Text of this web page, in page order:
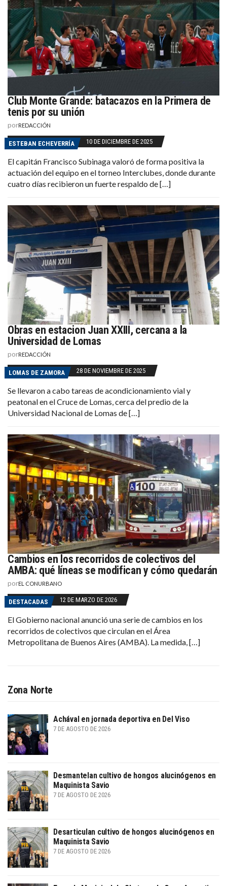
Club Monte Grande: batacazos en la Primera de
tenis por su unión
porREDACCIÓN
ESTEBAN ECHEVERRÍA 10 DE DICIEMBRE DE 2025
El capitán Francisco Subinaga valoró de forma positiva la
actuación del equipo en el torneo Interclubes, donde durante
cuatro días recibieron un fuerte respaldo de […]
Obras en estacion Juan XXIII, cercana a la
Universidad de Lomas
porREDACCIÓN
LOMAS DE ZAMORA 28 DE NOVIEMBRE DE 2025
Se llevaron a cabo tareas de acondicionamiento vial y
peatonal en el Cruce de Lomas, cerca del predio de la
Universidad Nacional de Lomas de […]
Cambios en los recorridos de colectivos del
AMBA: qué líneas se modifican y cómo quedarán
porEL CONURBANO
DESTACADAS 12 DE MARZO DE 2026
El Gobierno nacional anunció una serie de cambios en los
recorridos de colectivos que circulan en el Área
Metropolitana de Buenos Aires (AMBA). La medida, […]
Zona Norte
Achával en jornada deportiva en Del Viso
7 DE AGOSTO DE 2026
Desmantelan cultivo de hongos alucinógenos en
Maquinista Savio
7 DE AGOSTO DE 2026
Desarticulan cultivo de hongos alucinógenos en
Maquinista Savio
7 DE AGOSTO DE 2026